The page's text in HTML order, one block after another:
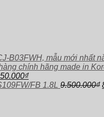
B03FWH, mẫu mới nhất
chính hãng made in
₫Giá
hiện
FB 1.8L 9.500.000₫